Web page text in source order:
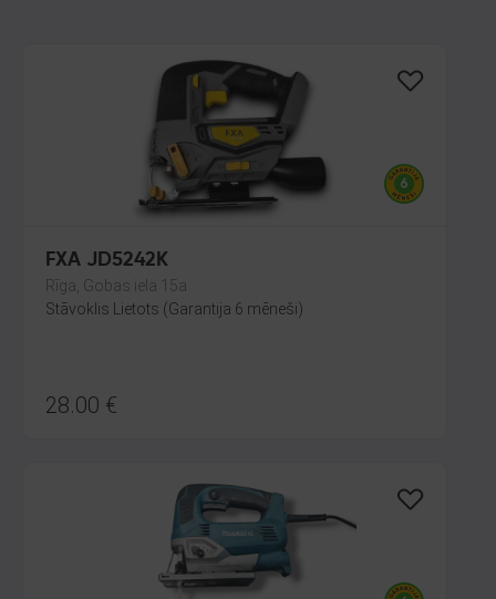
FXA JD5242K
Rīga, Gobas iela 15a
Stāvoklis Lietots (Garantija 6 mēneši)
28.00 €